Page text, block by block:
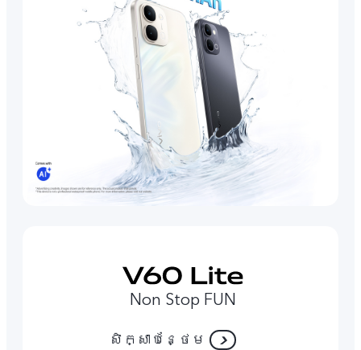
Non Stop FUN
សិក្សាបន្ថែម